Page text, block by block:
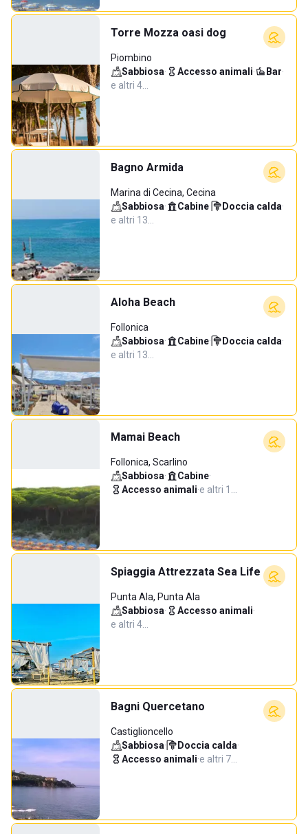
Torre Mozza oasi dog
Piombino
Sabbiosa· Accesso animali· Bar·
e altri 4…
Bagno Armida
Marina di Cecina, Cecina
Sabbiosa· Cabine· Doccia calda·
e altri 13…
Aloha Beach
Follonica
Sabbiosa· Cabine· Doccia calda·
e altri 13…
Mamai Beach
Follonica, Scarlino
Sabbiosa· Cabine·
Accesso animali·e altri 1…
Spiaggia Attrezzata Sea Life
Punta Ala, Punta Ala
Sabbiosa· Accesso animali·
e altri 4…
Bagni Quercetano
Castiglioncello
Sabbiosa· Doccia calda·
Accesso animali·e altri 7…